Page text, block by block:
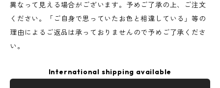
異なって見える場合がございます。予めご了承の上、ご注文
ください。「ご自身で思っていたお色と相違している」等の
理由によるご返品は承っておりませんので予めご了承くださ
い。
International shipping available